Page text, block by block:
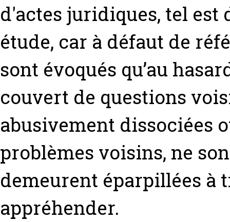
d'actes juridiques, tel est
étude, car à défaut de
sont évoqués qu’au
couvert de questions
abusivement dissociées
problèmes voisins, ne
demeurent éparpillées à
appréhender.